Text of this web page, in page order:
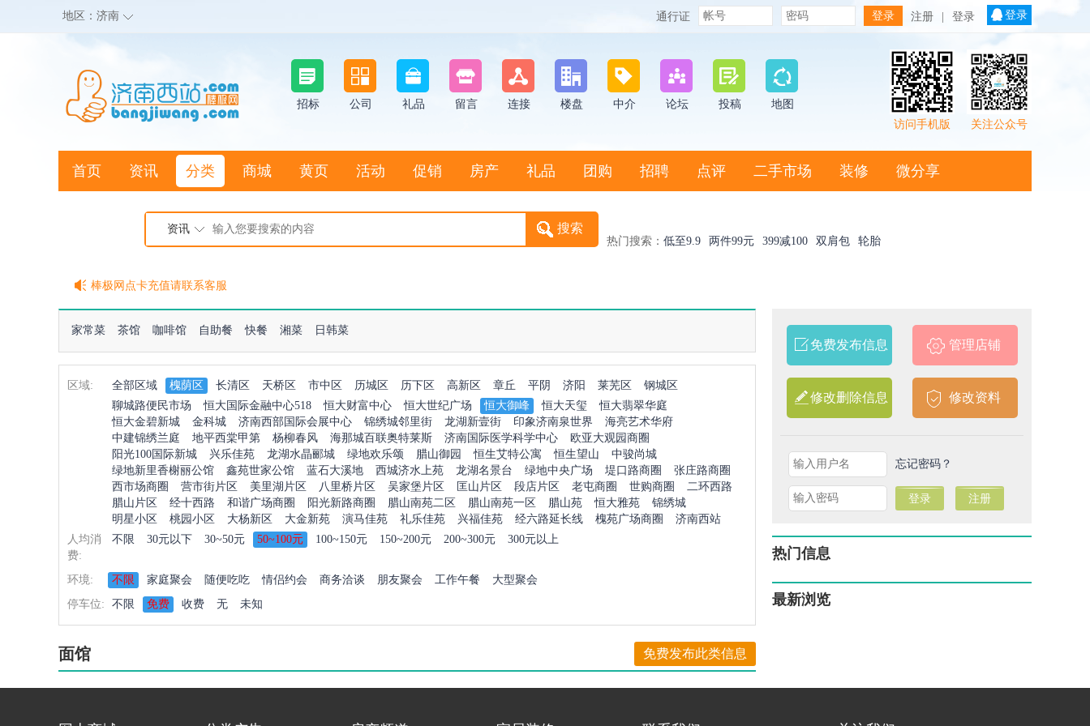
地区： 济南 通行证 注册 登录 登录
招标 公司 礼品 留言 连接 楼盘 中介 论坛 投稿
地图
关注公众号
访问手机版
首页 资讯 分类 商城 黄页 活动 促销 房产 礼品 团购 招聘 点评 二手市场 装修 微分享
资讯
热门搜索： 低至9.9 两件99元 399减100 双肩包 轮胎
棒极网点卡充值请联系客服
客服QQ:2692290505
充100送20
家常菜 茶馆 咖啡馆 自助餐 快餐 湘菜 日韩菜
区域: 全部区域 槐荫区 长清区 天桥区 市中区 历城区 历下区 高新区 章丘 平阴 济阳 莱芜区
钢城区
聊城路便民市场
恒大国际金融中心518 恒大财富中心 恒大世纪广场 恒大御峰 恒大天玺
恒大翡翠华庭
恒大金碧新城
金科城 济南西部国际会展中心 锦绣城邻里街 龙湖新壹街 印象济南泉世界
海亮艺术华府
中建锦绣兰庭
地平西棠甲第 杨柳春风 海那城百联奥特莱斯 济南国际医学科学中心
欧亚大观园商圈
阳光100国际新城
兴乐佳苑 龙湖水晶郦城 绿地欢乐颂 腊山御园 恒生艾特公寓 恒生望山
中骏尚城
绿地新里香榭丽公馆
鑫苑世家公馆 蓝石大溪地 西城济水上苑 龙湖名景台 绿地中央广场 堤口路商圈
张庄路商圈
西市场商圈
营市街片区 美里湖片区 八里桥片区 吴家堡片区 匡山片区 段店片区 老屯商圈 世购商圈
二环西路
腊山片区
经十西路 和谐广场商圈 阳光新路商圈 腊山南苑二区 腊山南苑一区 腊山苑 恒大雅苑
锦绣城
明星小区
桃园小区 大杨新区 大金新苑 演马佳苑 礼乐佳苑 兴福佳苑 经六路延长线 槐苑广场商圈
济南西站
人均消
费:
不限 30元以下 30~50元 50~100元 100~150元 150~200元 200~300元 300元以上
环境: 不限 家庭聚会 随便吃吃 情侣约会 商务洽谈 朋友聚会 工作午餐
大型聚会
停车位:
不限 免费 收费 无 未知
面馆 免费发布此类信息
免费发布信息 管理店铺
修改删除信息 修改资料
忘记密码？
热门信息
最新浏览